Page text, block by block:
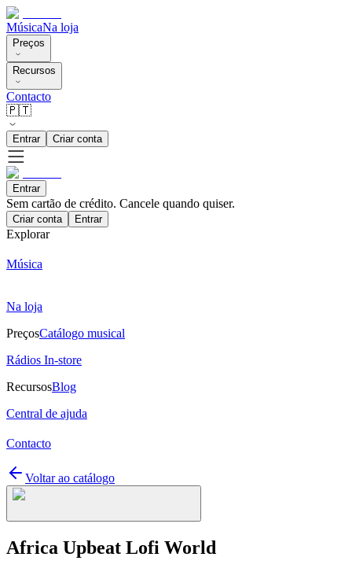
MúsicaNa loja
Preços
Recursos
Contacto
🇵🇹
Entrar Criar conta
Entrar
Sem cartão de crédito. Cancele quando quiser.
Criar conta Entrar
Explorar
Música
Na loja
PreçosCatálogo musical
Rádios In-store
RecursosBlog
Central de ajuda
Contacto
Voltar ao catálogo
Africa Upbeat Lofi World